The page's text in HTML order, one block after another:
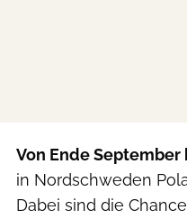
Von Ende September
in Nordschweden
Dabei sind die